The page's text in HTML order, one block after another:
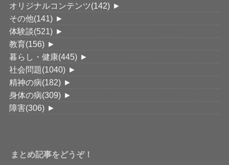
オリジナルコンテンツ(142) ►
その他(141) ►
体験談(521) ►
教育(156) ►
暮らし・健康(445) ►
社会問題(1040) ►
精神の病(182) ►
身体の病(309) ►
障害(306) ►
まとめ記事をどうぞ！